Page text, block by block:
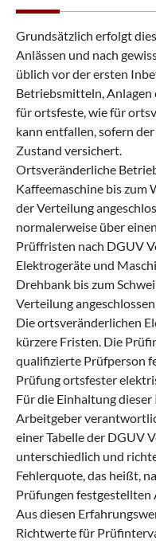
Grundsätzlich erfolgt
Anlässen und nach
üblich vor der ersten
Betriebsmitteln, Anlagen
für ortsfeste, wie für
kann entfallen, sofern
Zustand versichert.
Ortsveränderliche
Kaffeemaschine bis zum
der Verteilung
normalerweise über
Prüffristen nach DGUV
Elektrogeräte und
Drehbank bis zum
Verteilung
Die ortsveränderlichen
kürzere Fristen. Die
qualifizierte Prüfperson
Prüfung ortsfester
Für die Einhaltung
Arbeitgeber
einer Tabelle der DGUV
unterschiedlich und
Fehlerquote, das heißt,
Prüfungen festgestellten
Aus diesen
Richtwerte für